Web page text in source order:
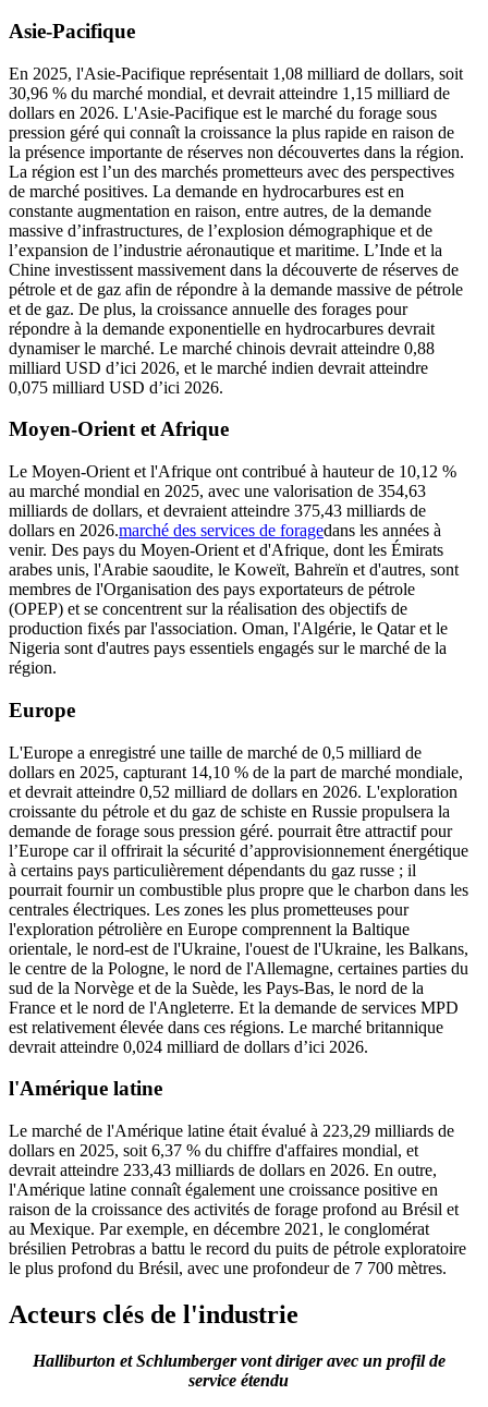
Asie-Pacifique
En 2025, l'Asie-Pacifique représentait 1,08 milliard de dollars, soit
30,96 % du marché mondial, et devrait atteindre 1,15 milliard de
dollars en 2026. L'Asie-Pacifique est le marché du forage sous
pression géré qui connaît la croissance la plus rapide en raison de
la présence importante de réserves non découvertes dans la région.
La région est l’un des marchés prometteurs avec des perspectives
de marché positives. La demande en hydrocarbures est en
constante augmentation en raison, entre autres, de la demande
massive d’infrastructures, de l’explosion démographique et de
l’expansion de l’industrie aéronautique et maritime. L’Inde et la
Chine investissent massivement dans la découverte de réserves de
pétrole et de gaz afin de répondre à la demande massive de pétrole
et de gaz. De plus, la croissance annuelle des forages pour
répondre à la demande exponentielle en hydrocarbures devrait
dynamiser le marché. Le marché chinois devrait atteindre 0,88
milliard USD d’ici 2026, et le marché indien devrait atteindre
0,075 milliard USD d’ici 2026.
Moyen-Orient et Afrique
Le Moyen-Orient et l'Afrique ont contribué à hauteur de 10,12 %
au marché mondial en 2025, avec une valorisation de 354,63
milliards de dollars, et devraient atteindre 375,43 milliards de
dollars en 2026.marché des services de foragedans les années à
venir. Des pays du Moyen-Orient et d'Afrique, dont les Émirats
arabes unis, l'Arabie saoudite, le Koweït, Bahreïn et d'autres, sont
membres de l'Organisation des pays exportateurs de pétrole
(OPEP) et se concentrent sur la réalisation des objectifs de
production fixés par l'association. Oman, l'Algérie, le Qatar et le
Nigeria sont d'autres pays essentiels engagés sur le marché de la
région.
Europe
L'Europe a enregistré une taille de marché de 0,5 milliard de
dollars en 2025, capturant 14,10 % de la part de marché mondiale,
et devrait atteindre 0,52 milliard de dollars en 2026. L'exploration
croissante du pétrole et du gaz de schiste en Russie propulsera la
demande de forage sous pression géré. pourrait être attractif pour
l’Europe car il offrirait la sécurité d’approvisionnement énergétique
à certains pays particulièrement dépendants du gaz russe ; il
pourrait fournir un combustible plus propre que le charbon dans les
centrales électriques. Les zones les plus prometteuses pour
l'exploration pétrolière en Europe comprennent la Baltique
orientale, le nord-est de l'Ukraine, l'ouest de l'Ukraine, les Balkans,
le centre de la Pologne, le nord de l'Allemagne, certaines parties du
sud de la Norvège et de la Suède, les Pays-Bas, le nord de la
France et le nord de l'Angleterre. Et la demande de services MPD
est relativement élevée dans ces régions. Le marché britannique
devrait atteindre 0,024 milliard de dollars d’ici 2026.
l'Amérique latine
Le marché de l'Amérique latine était évalué à 223,29 milliards de
dollars en 2025, soit 6,37 % du chiffre d'affaires mondial, et
devrait atteindre 233,43 milliards de dollars en 2026. En outre,
l'Amérique latine connaît également une croissance positive en
raison de la croissance des activités de forage profond au Brésil et
au Mexique. Par exemple, en décembre 2021, le conglomérat
brésilien Petrobras a battu le record du puits de pétrole exploratoire
le plus profond du Brésil, avec une profondeur de 7 700 mètres.
Acteurs clés de l'industrie
Halliburton et Schlumberger vont diriger avec un profil de
service étendu